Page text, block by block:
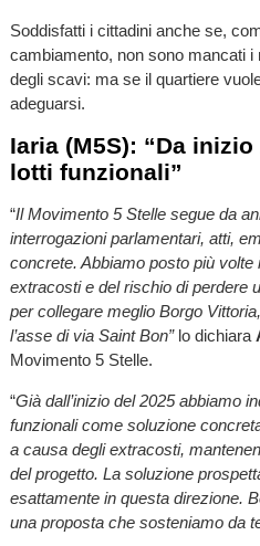
Soddisfatti i cittadini anche se,
cambiamento, non sono mancati
degli scavi: ma se il quartiere
adeguarsi.
Iaria (M5S): “Da
lotti funzionali”
“Il Movimento 5 Stelle segue da
interrogazioni parlamentari, atti,
concrete. Abbiamo posto più volte
extracosti e del rischio di perdere
per collegare meglio Borgo
l’asse di via Saint Bon” lo dichiara
Movimento 5 Stelle.
“Già dall’inizio del 2025 abbiamo
funzionali come soluzione
a causa degli extracosti,
del progetto. La soluzione
esattamente in questa direzione.
una proposta che sosteniamo da